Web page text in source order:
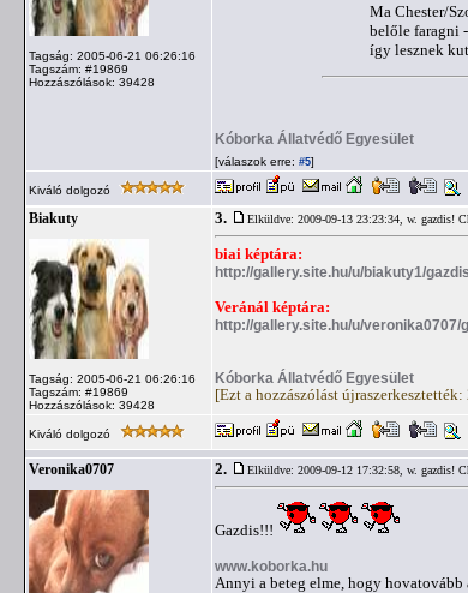
Tagság: 2005-06-21 06:26:16
Tagszám: #19869
Hozzászólások: 39428
Ma Chester/
belőle faragni
így lesznek
Kóborka Állatvédő Egyesület
[válaszok erre: #5]
Kiváló dolgozó
Biakuty
Tagság: 2005-06-21 06:26:16
Tagszám: #19869
Hozzászólások: 39428
3. Elküldve: 2009-09-13 23:23:34, w. gazdis!
biai képtára:
http://gallery.site.hu/u/biakuty1/
Veránál képtára:
http://gallery.site.hu/u/
Kóborka Állatvédő Egyesület
[Ezt a hozzászólást
Kiváló dolgozó
Veronika0707 2. Elküldve: 2009-09-12 17:32:58, w. gazdis!
Gazdis!!!
www.koborka.hu
Annyi a beteg elme, hogy hovatovább